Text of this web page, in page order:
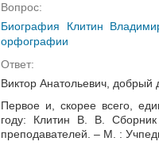
Вопрос:
Биография Клитин
орфографии
Ответ:
Виктор Анатольевич, добрый
Первое и, скорее всего,
году: Клитин В. В.
преподавателей. – М. :